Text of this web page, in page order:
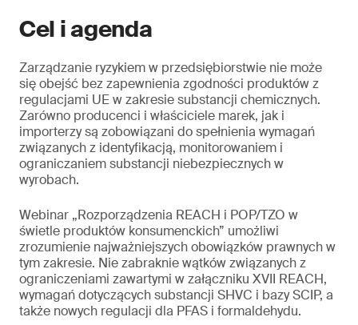
Cel i agenda
Zarządzanie ryzykiem w przedsiębiorstwie nie może
się obejść bez zapewnienia zgodności produktów z
regulacjami UE w zakresie substancji chemicznych.
Zarówno producenci i właściciele marek, jak i
importerzy są zobowiązani do spełnienia wymagań
związanych z identyfikacją, monitorowaniem i
ograniczaniem substancji niebezpiecznych w
wyrobach.
Webinar „Rozporządzenia REACH i POP/TZO w
świetle produktów konsumenckich” umożliwi
zrozumienie najważniejszych obowiązków prawnych w
tym zakresie. Nie zabraknie wątków związanych z
ograniczeniami zawartymi w załączniku XVII REACH,
wymagań dotyczących substancji SHVC i bazy SCIP, a
także nowych regulacji dla PFAS i formaldehydu.